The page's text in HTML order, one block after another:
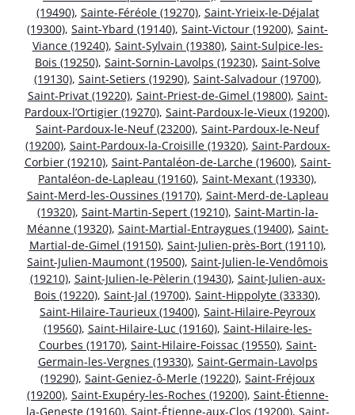
(19490), Sainte-Féréole (19270), Saint-Yrieix-le-Déjalat
(19300), Saint-Ybard (19140), Saint-Victour (19200), Saint-
Viance (19240), Saint-Sylvain (19380), Saint-Sulpice-les-
Bois (19250), Saint-Sornin-Lavolps (19230), Saint-Solve
(19130), Saint-Setiers (19290), Saint-Salvadour (19700),
Saint-Privat (19220), Saint-Priest-de-Gimel (19800), Saint-
Pardoux-l’Ortigier (19270), Saint-Pardoux-le-Vieux (19200),
Saint-Pardoux-le-Neuf (23200), Saint-Pardoux-le-Neuf
(19200), Saint-Pardoux-la-Croisille (19320), Saint-Pardoux-
Corbier (19210), Saint-Pantaléon-de-Larche (19600), Saint-
Pantaléon-de-Lapleau (19160), Saint-Mexant (19330),
Saint-Merd-les-Oussines (19170), Saint-Merd-de-Lapleau
(19320), Saint-Martin-Sepert (19210), Saint-Martin-la-
Méanne (19320), Saint-Martial-Entraygues (19400), Saint-
Martial-de-Gimel (19150), Saint-Julien-près-Bort (19110),
Saint-Julien-Maumont (19500), Saint-Julien-le-Vendômois
(19210), Saint-Julien-le-Pèlerin (19430), Saint-Julien-aux-
Bois (19220), Saint-Jal (19700), Saint-Hippolyte (33330),
Saint-Hilaire-Taurieux (19400), Saint-Hilaire-Peyroux
(19560), Saint-Hilaire-Luc (19160), Saint-Hilaire-les-
Courbes (19170), Saint-Hilaire-Foissac (19550), Saint-
Germain-les-Vergnes (19330), Saint-Germain-Lavolps
(19290), Saint-Geniez-ô-Merle (19220), Saint-Fréjoux
(19200), Saint-Exupéry-les-Roches (19200), Saint-Étienne-
la-Geneste (19160), Saint-Étienne-aux-Clos (19200), Saint-